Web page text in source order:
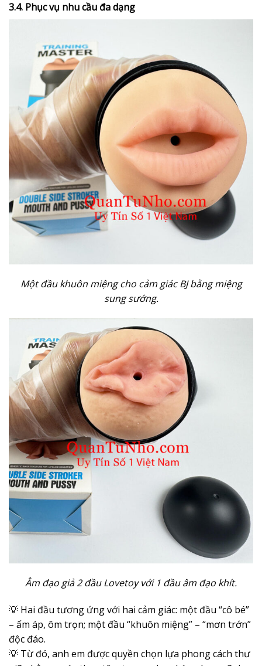
3.4. Phục vụ nhu cầu đa dạng
Một đầu khuôn miệng cho cảm giác BJ bằng miệng
sung sướng.
Âm đạo giả 2 đầu Lovetoy với 1 đầu âm đạo khít.
💡 Hai đầu tương ứng với hai cảm giác: một đầu “cô bé”
– ấm áp, ôm trọn; một đầu “khuôn miệng” – “mơn trớn”
độc đáo.
💡 Từ đó, anh em được quyền chọn lựa phong cách thư